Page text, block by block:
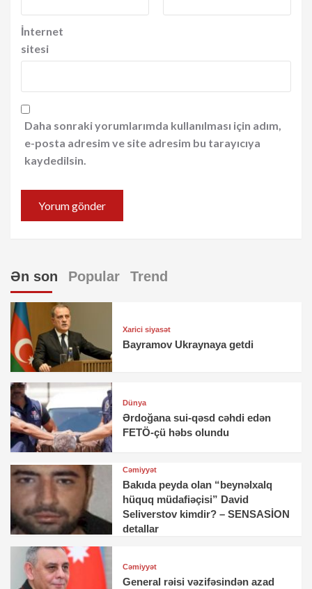
İnternet
sitesi
Daha sonraki yorumlarımda kullanılması için adım,
e-posta adresim ve site adresim bu tarayıcıya
kaydedilsin.
Ən son Popular Trend
Xarici siyasət
Bayramov Ukraynaya getdi
Dünya
Ərdoğana sui-qəsd cəhdi edən
FETÖ-çü həbs olundu
Cəmiyyət
Bakıda peyda olan “beynəlxalq
hüquq müdafiəçisi” David
Seliverstov kimdir? – SENSASİON
detallar
Cəmiyyət
General rəisi vəzifəsindən azad